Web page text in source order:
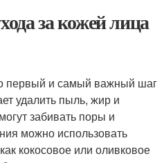
за кожей лица
первый и самый важный шаг
удалить пыль, жир и
забивать поры и
можно использовать
кокосовое или оливковое